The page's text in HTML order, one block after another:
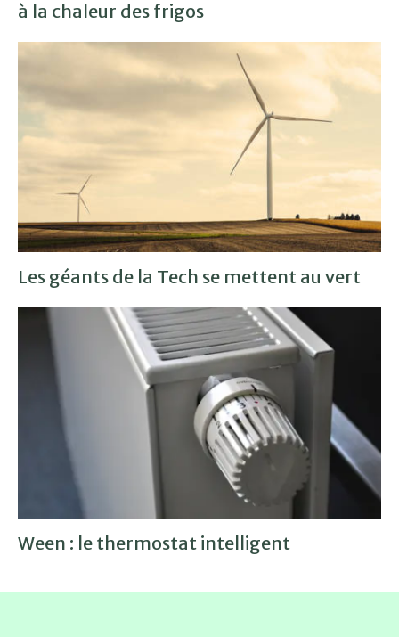
à la chaleur des frigos
Les géants de la Tech se mettent au vert
Ween : le thermostat intelligent